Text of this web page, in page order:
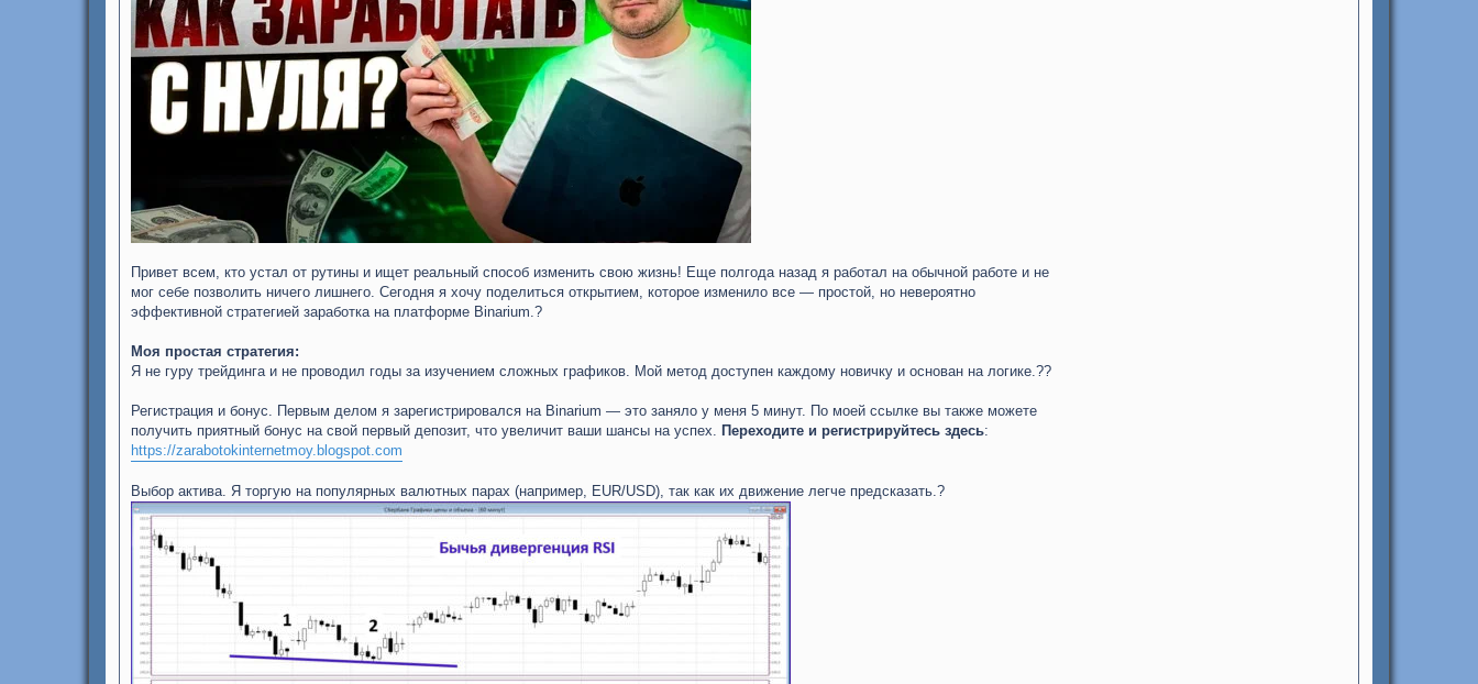
Привет всем, кто устал от рутины и ищет реальный способ изменить свою жизнь! Еще полгода назад я работал на обычной работе и не
мог себе позволить ничего лишнего. Сегодня я хочу поделиться открытием, которое изменило все — простой, но невероятно
эффективной стратегией заработка на платформе Binarium.?
Моя простая стратегия:
Я не гуру трейдинга и не проводил годы за изучением сложных графиков. Мой метод доступен каждому новичку и основан на логике.??
Регистрация и бонус. Первым делом я зарегистрировался на Binarium — это заняло у меня 5 минут. По моей ссылке вы также можете
получить приятный бонус на свой первый депозит, что увеличит ваши шансы на успех. Переходите и регистрируйтесь здесь:
https://zarabotokinternetmoy.blogspot.com
Выбор актива. Я торгую на популярных валютных парах (например, EUR/USD), так как их движение легче предсказать.?